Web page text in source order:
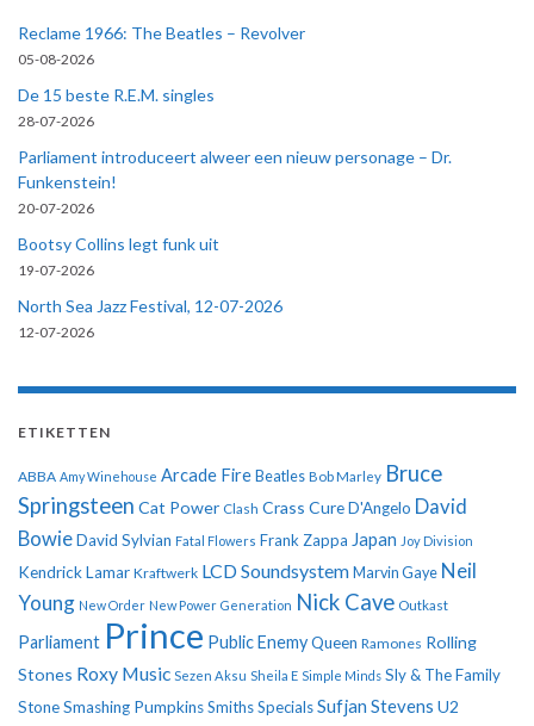
Reclame 1966: The Beatles – Revolver
05-08-2026
De 15 beste R.E.M. singles
28-07-2026
Parliament introduceert alweer een nieuw personage – Dr.
Funkenstein!
20-07-2026
Bootsy Collins legt funk uit
19-07-2026
North Sea Jazz Festival, 12-07-2026
12-07-2026
ETIKETTEN
ABBA Amy Winehouse Arcade Fire Beatles Bob Marley Bruce
Springsteen Cat Power Clash Crass CureD'Angelo David
BowieDavid Sylvian Fatal Flowers Frank Zappa Japan Joy Division
Kendrick Lamar Kraftwerk LCD Soundsystem Marvin Gaye Neil
Young New Order New Power Generation Nick Cave Outkast
Parliament Prince Public EnemyQueen Ramones Rolling
Stones Roxy Music Sezen Aksu Sheila E Simple Minds Sly & The Family
StoneSmashing PumpkinsSmithsSpecialsSufjan Stevens U2